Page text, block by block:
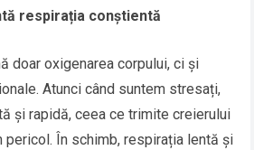
respirația conștientă
doar oxigenarea corpului, ci și
Atunci când suntem stresați,
și rapidă, ceea ce trimite creierului
pericol. În schimb, respirația lentă și